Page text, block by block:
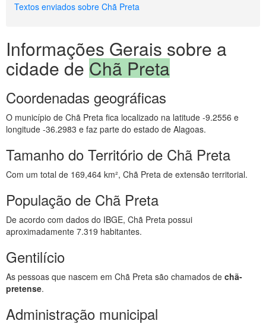
Textos enviados sobre Chã Preta
Informações Gerais sobre a
cidade de Chã Preta
Coordenadas geográficas
O município de Chã Preta fica localizado na latitude -9.2556 e
longitude -36.2983 e faz parte do estado de Alagoas.
Tamanho do Território de Chã Preta
Com um total de 169,464 km², Chã Preta de extensão territorial.
População de Chã Preta
De acordo com dados do IBGE, Chã Preta possui
aproximadamente 7.319 habitantes.
Gentilício
As pessoas que nascem em Chã Preta são chamados de chã-
pretense.
Administração municipal